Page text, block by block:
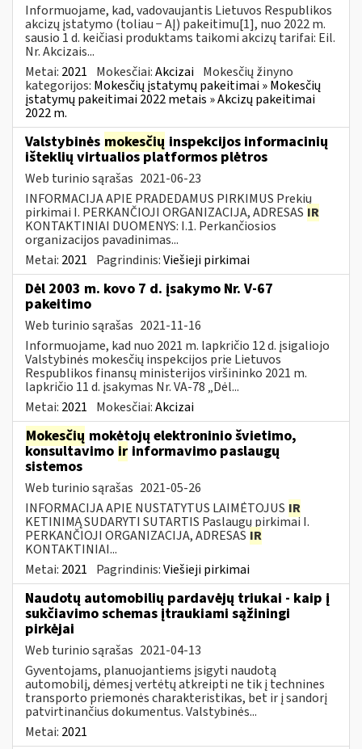
Informuojame, kad, vadovaujantis Lietuvos Respublikos
akcizų įstatymo (toliau − AĮ) pakeitimu[1], nuo 2022 m.
sausio 1 d. keičiasi produktams taikomi akcizų tarifai: Eil.
Nr. Akcizais...
Metai: 2021 Mokesčiai:Akcizai Mokesčių žinyno
kategorijos: Mokesčių įstatymų pakeitimai » Mokesčių
įstatymų pakeitimai 2022 metais » Akcizų pakeitimai
2022 m.
Valstybinės mokesčių inspekcijos informacinių
išteklių virtualios platformos plėtros
Web turinio sąrašas 2021-06-23
INFORMACIJA APIE PRADEDAMUS PIRKIMUS Prekių
pirkimai I. PERKANČIOJI ORGANIZACIJA, ADRESAS IR
KONTAKTINIAI DUOMENYS: I.1. Perkančiosios
organizacijos pavadinimas...
Metai: 2021 Pagrindinis:Viešieji pirkimai
Dėl 2003 m. kovo 7 d. įsakymo Nr. V-67
pakeitimo
Web turinio sąrašas 2021-11-16
Informuojame, kad nuo 2021 m. lapkričio 12 d. įsigaliojo
Valstybinės mokesčių inspekcijos prie Lietuvos
Respublikos finansų ministerijos viršininko 2021 m.
lapkričio 11 d. įsakymas Nr. VA-78 „Dėl...
Metai: 2021 Mokesčiai:Akcizai
Mokesčių mokėtojų elektroninio švietimo,
konsultavimo ir informavimo paslaugų
sistemos
Web turinio sąrašas 2021-05-26
INFORMACIJA APIE NUSTATYTUS LAIMĖTOJUS IR
KETINIMĄ SUDARYTI SUTARTIS Paslaugų pirkimai I.
PERKANČIOJI ORGANIZACIJA, ADRESAS IR
KONTAKTINIAI...
Metai: 2021 Pagrindinis:Viešieji pirkimai
Naudotų automobilių pardavėjų triukai - kaip į
sukčiavimo schemas įtraukiami sąžiningi
pirkėjai
Web turinio sąrašas 2021-04-13
Gyventojams, planuojantiems įsigyti naudotą
automobilį, dėmesį vertėtų atkreipti ne tik į technines
transporto priemonės charakteristikas, bet ir į sandorį
patvirtinančius dokumentus. Valstybinės...
Metai: 2021